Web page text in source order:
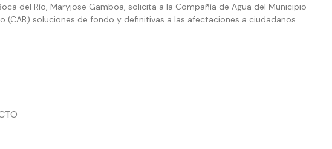
del Río, Maryjose Gamboa, solicita a la Compañía de Agua del Municipio
(CAB) soluciones de fondo y definitivas a las afectaciones a ciudadanos